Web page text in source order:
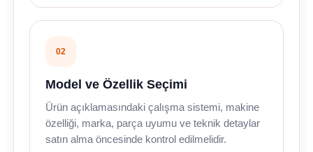
02
Model ve Özellik Seçimi
Ürün açıklamasındaki çalışma sistemi, makine
özelliği, marka, parça uyumu ve teknik detaylar
satın alma öncesinde kontrol edilmelidir.